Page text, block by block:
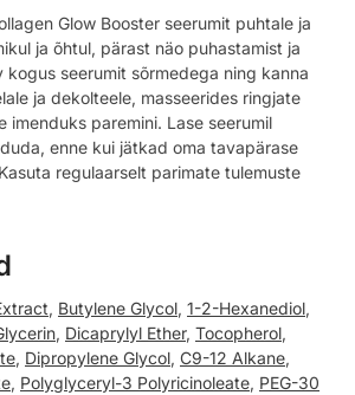
Glow Booster seerumit puhtale ja
ja õhtul, pärast näo puhastamist ja
kogus seerumit sõrmedega ning kanna
ja dekolteele, masseerides ringjate
imenduks paremini. Lase seerumil
enne kui jätkad oma tavapärase
regulaarselt parimate tulemuste
, Butylene Glycol, 1-2-Hexanediol,
, Dicaprylyl Ether, Tocopherol,
, Dipropylene Glycol, C9-12 Alkane,
, Polyglyceryl-3 Polyricinoleate, PEG-30